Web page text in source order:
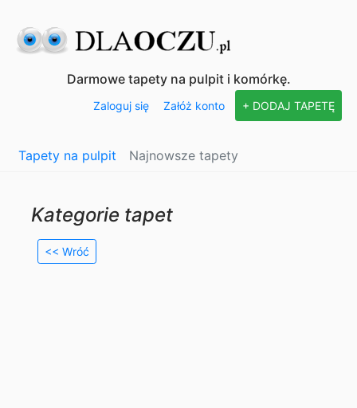
Darmowe tapety na pulpit i komórkę.
Zaloguj się Załóż konto + DODAJ TAPETĘ
Tapety na pulpit Najnowsze tapety
Kategorie tapet
<< Wróć